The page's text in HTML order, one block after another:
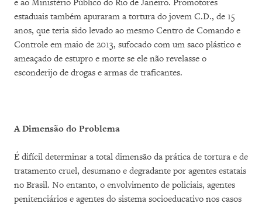
e ao Ministério Público do Rio de Janeiro. Promotores
estaduais também apuraram a tortura do jovem C.D., de 15
anos, que teria sido levado ao mesmo Centro de Comando e
Controle em maio de 2013, sufocado com um saco plástico e
ameaçado de estupro e morte se ele não revelasse o
esconderijo de drogas e armas de traficantes.
A Dimensão do Problema
É difícil determinar a total dimensão da prática de tortura e de
tratamento cruel, desumano e degradante por agentes estatais
no Brasil. No entanto, o envolvimento de policiais, agentes
penitenciários e agentes do sistema socioeducativo nos casos